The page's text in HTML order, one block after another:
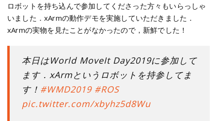
ロボットを持ち込んで参加してくださった方々もいらっしゃ
いました．xArmの動作デモを実施していただきました．
xArmの実物を見たことがなかったので，新鮮でした！
本日はWorld MoveIt Day2019に参加して
ます．xArmというロボットを持参してま
す！ #WMD2019 #ROS
pic.twitter.com/xbyhz5d8Wu